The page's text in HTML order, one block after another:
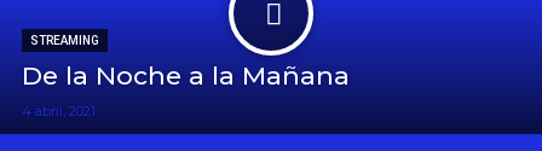
STREAMING
De la Noche a la Mañana
4 abril, 2021